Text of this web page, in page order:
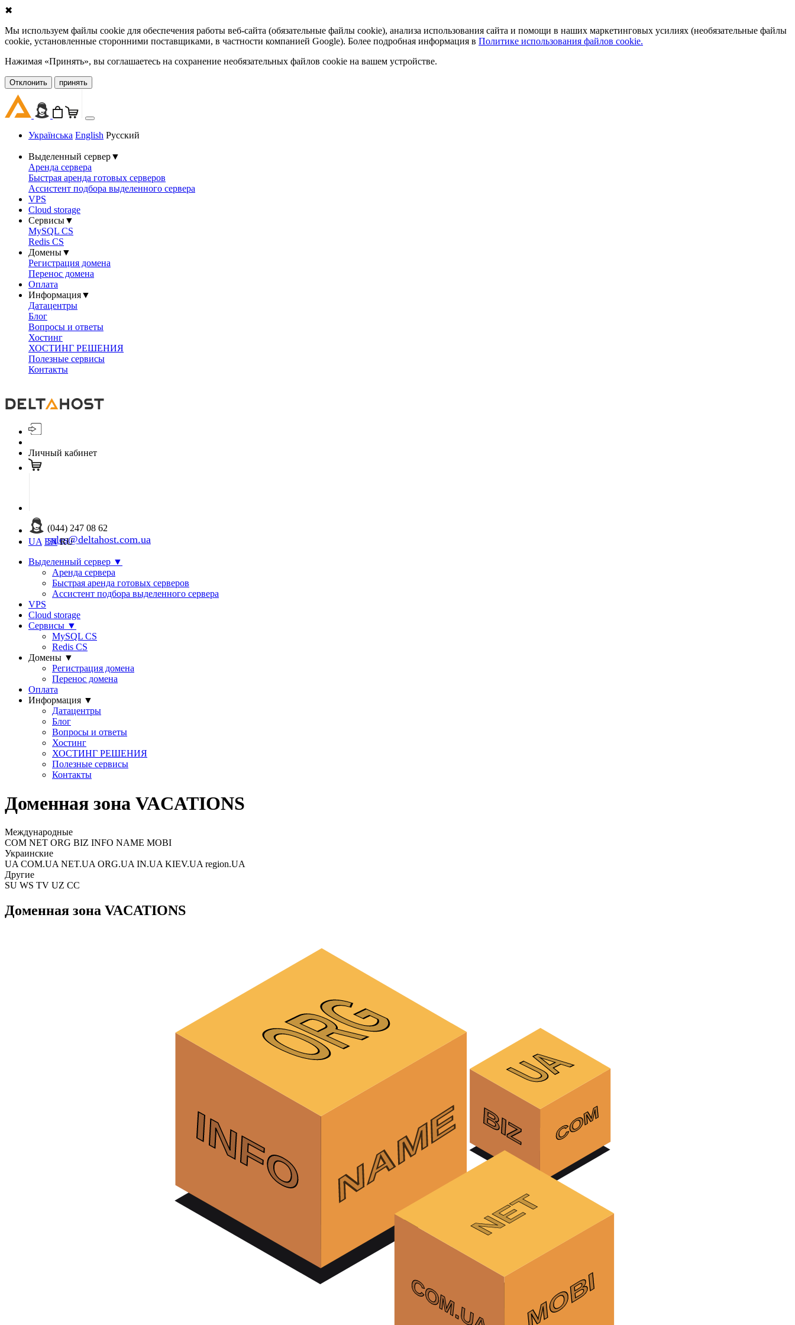
✖
Мы используем файлы cookie для обеспечения работы веб-сайта (обязательные файлы cookie), анализа использования сайта и помощи в наших маркетинговых усилиях (необязательные файлы
cookie, установленные сторонними поставщиками, в частности компанией Google). Более подробная информация в Политике использования файлов cookie.
Нажимая «Принять», вы соглашаетесь на сохранение необязательных файлов cookie на вашем устройстве.
Oтклонить принять
Українська English Русский
Выделенный сервер▼
Аренда сервера
Быстрая аренда готовых серверов
Ассистент подбора выделенного сервера
VPS
Cloud storage
Сервисы▼
MySQL CS
Redis CS
Домены▼
Регистрация домена
Перенос домена
Оплата
Информация▼
Датацентры
Блог
Вопросы и ответы
Хостинг
ХОСТИНГ РЕШЕНИЯ
Полезные сервисы
Контакты
Личный кабинет
(044) 247 08 62
sales@deltahost.com.ua
UA EN RU
Выделенный сервер ▼
Аренда сервера
Быстрая аренда готовых серверов
Ассистент подбора выделенного сервера
VPS
Cloud storage
Сервисы ▼
MySQL CS
Redis CS
Домены ▼
Регистрация домена
Перенос домена
Оплата
Информация ▼
Датацентры
Блог
Вопросы и ответы
Хостинг
ХОСТИНГ РЕШЕНИЯ
Полезные сервисы
Контакты
Доменная зона VACATIONS
Международные
COM NET ORG BIZ INFO NAME MOBI
Украинские
UA COM.UA NET.UA ORG.UA IN.UA KIEV.UA region.UA
Другие
SU WS TV UZ CC
Доменная зона VACATIONS